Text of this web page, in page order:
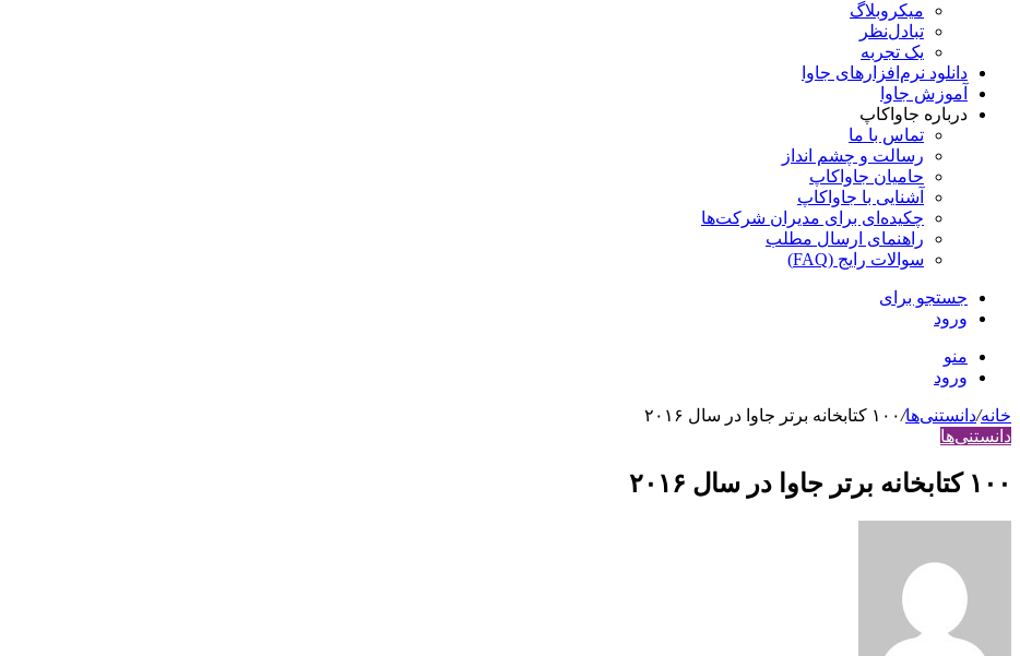
میکروبلاگ
تبادل‌نظر
یک تجربه
دانلود نرم‌افزارهای جاوا
آموزش جاوا
درباره جاواکاپ
تماس با ما
رسالت و چشم انداز
حامیان جاواکاپ
آشنایی با جاواکاپ
چکیده‌ای برای مدیران شرکت‌ها
راهنمای ارسال مطلب
سوالات رایج (FAQ)
جستجو برای
ورود
منو
ورود
خانه/دانستنی‌ها/۱۰۰ کتابخانه برتر جاوا در سال ۲۰۱۶
دانستنی‌ها
۱۰۰ کتابخانه برتر جاوا در سال ۲۰۱۶